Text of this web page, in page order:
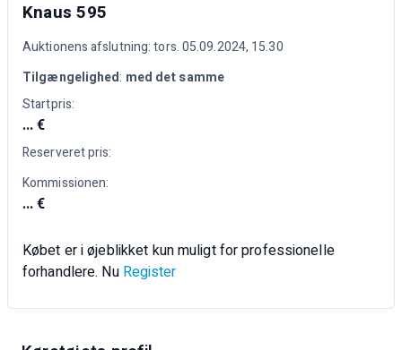
Knaus 595
Auktionens afslutning: tors. 05.09.2024, 15.30
Tilgængelighed: med det samme
Startpris:
... €
Reserveret pris:
Kommissionen:
... €
Købet er i øjeblikket kun muligt for professionelle
forhandlere. Nu Register